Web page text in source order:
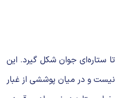
ستاره‌ای جوان شکل گیرد. این
نیست و در میان پوششی از غبار